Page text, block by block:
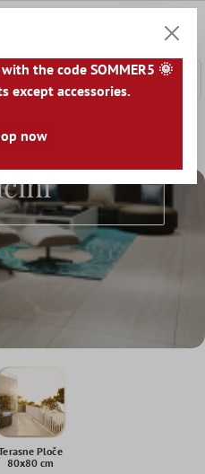
Terasne Ploče prema Veličini
Prema
Ploče
80x80 cm
the code SOMMER5 🌞
except accessories.
now